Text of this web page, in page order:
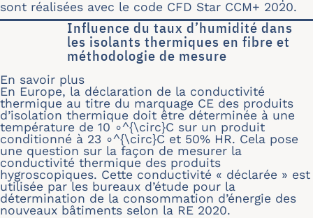
sont réalisées avec le code CFD Star CCM+ 2020.
Influence du taux d’humidité dans
les isolants thermiques en fibre et
méthodologie de mesure
En savoir plus
En Europe, la déclaration de la conductivité
thermique au titre du marquage CE des produits
d’isolation thermique doit être déterminée à une
température de 10 ∘^{\circ}C sur un produit
conditionné à 23 ∘^{\circ}C et 50% HR. Cela pose
une question sur la façon de mesurer la
conductivité thermique des produits
hygroscopiques. Cette conductivité « déclarée » est
utilisée par les bureaux d’étude pour la
détermination de la consommation d’énergie des
nouveaux bâtiments selon la RE 2020.